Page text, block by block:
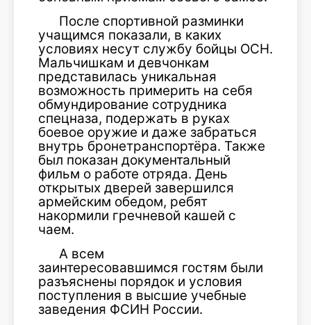
После спортивной разминки
учащимся показали, в каких
условиях несут службу бойцы ОСН.
Мальчишкам и девчонкам
представилась уникальная
возможность примерить на себя
обмундирование сотрудника
спецназа, подержать в руках
боевое оружие и даже забраться
внутрь бронетранспортёра. Также
был показан документальный
фильм о работе отряда. День
открытых дверей завершился
армейским обедом, ребят
накормили гречневой кашей с
чаем.
А всем
заинтересовавшимся гостям были
разъяснены порядок и условия
поступления в высшие учебные
заведения ФСИН России.